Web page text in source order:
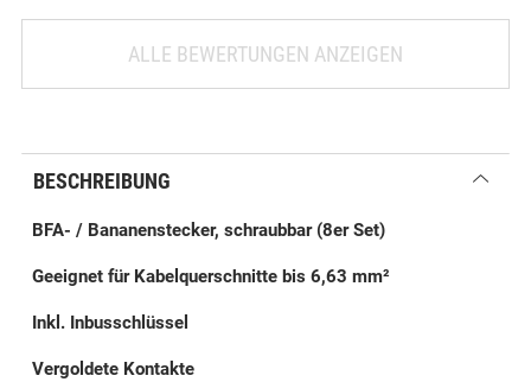
ALLE BEWERTUNGEN ANZEIGEN
BESCHREIBUNG
BFA- / Bananenstecker, schraubbar (8er Set)
Geeignet für Kabelquerschnitte bis 6,63 mm²
Inkl. Inbusschlüssel
Vergoldete Kontakte